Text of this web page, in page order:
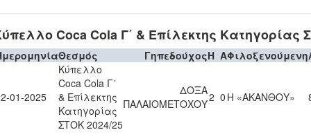
Coca Cola Γ΄ & Επίλεκτης Κατηγορίας
Θεσμός ΓηπεδούχοςH AΦιλοξενούμενη
01-2025
Κύπελλο
Coca Cola Γ΄
& Επίλεκτης
Κατηγορίας
ΣΤΟΚ 2024/25
ΔΟΞΑ
ΠΑΛΑΙΟΜΕΤΟΧΟΥ2 0 Η «ΑΚΑΝΘΟΥ»